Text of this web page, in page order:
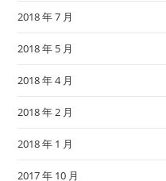
2018 年 7 月
2018 年 5 月
2018 年 4 月
2018 年 2 月
2018 年 1 月
2017 年 10 月